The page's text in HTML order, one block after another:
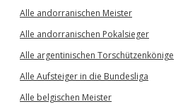
Alle andorranischen Meister
Alle andorranischen Pokalsieger
Alle argentinischen Torschützenkönige
Alle Aufsteiger in die Bundesliga
Alle belgischen Meister